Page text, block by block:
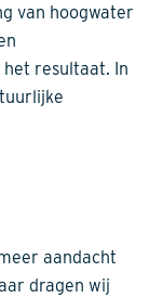
van hoogwater
resultaat. In
aandacht
dragen wij